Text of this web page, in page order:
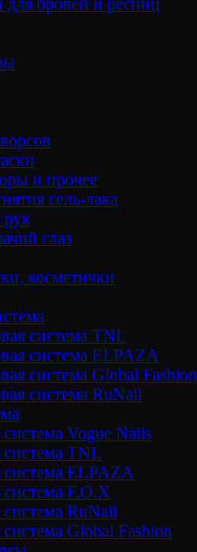
бровей и ресниц
и прочее
гель-лака
глаз
косметички
система TNL
система ELPAZA
система Global Fashion
система RuNail
система Vogue Nails
система TNL
система ELPAZA
система F.O.X
система RuNail
система Global Fashion